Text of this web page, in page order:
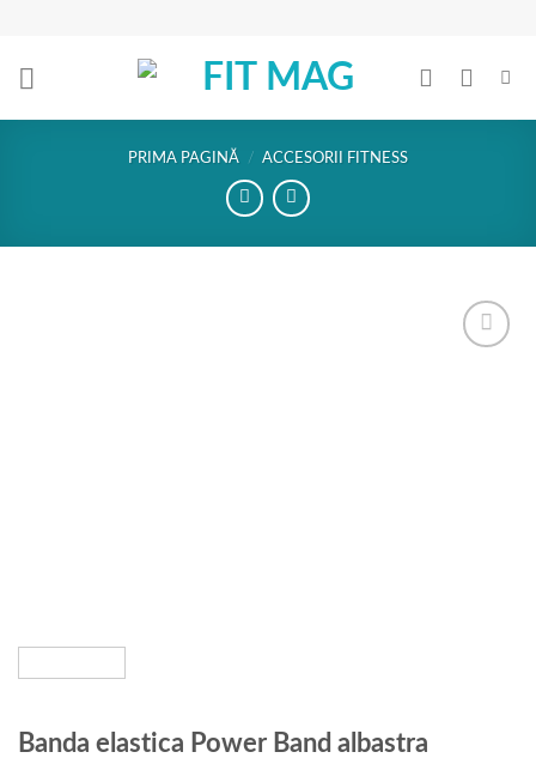
content
PRIMA PAGINĂ / ACCESORII FITNESS
Banda elastica Power Band albastra